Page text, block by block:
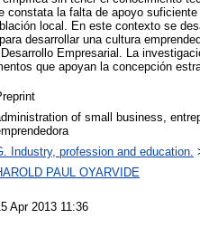
constata la falta de apoyo
local. En este contexto se
desarrollar una cultura
Empresarial. La
que apoyan la concepción
of small business,
Industry, profession and education.
PAUL OYARVIDE
Apr 2013 11:36